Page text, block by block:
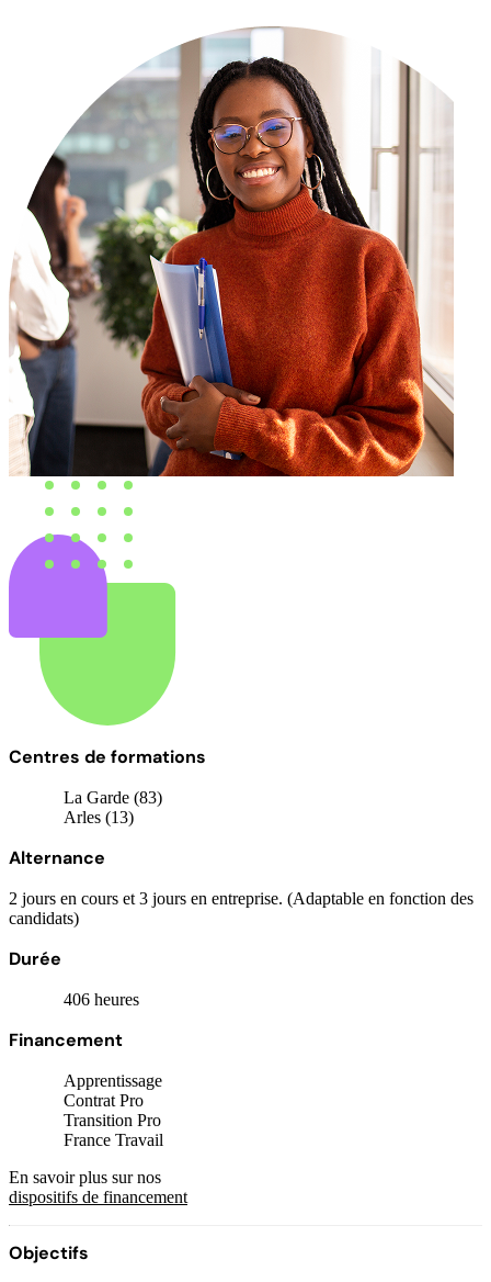
Centres de formations
La Garde (83)
Arles (13)
Alternance
2 jours en cours et 3 jours en entreprise. (Adaptable en fonction des
candidats)
Durée
406 heures
Financement
Apprentissage
Contrat Pro
Transition Pro
France Travail
En savoir plus sur nos
dispositifs de financement
Objectifs